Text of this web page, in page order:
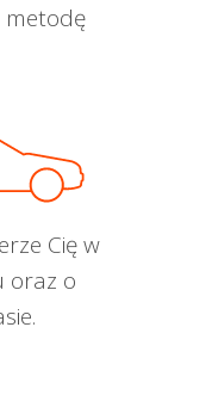
metodę
Cię w
oraz o